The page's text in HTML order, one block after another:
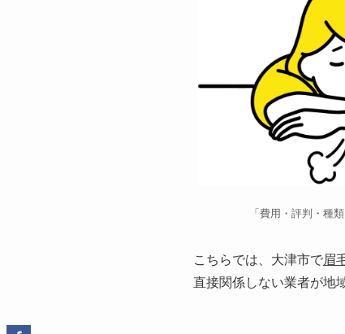
「費用・評判・種
こちらでは、大津市で眉
直接関係しない業者が地